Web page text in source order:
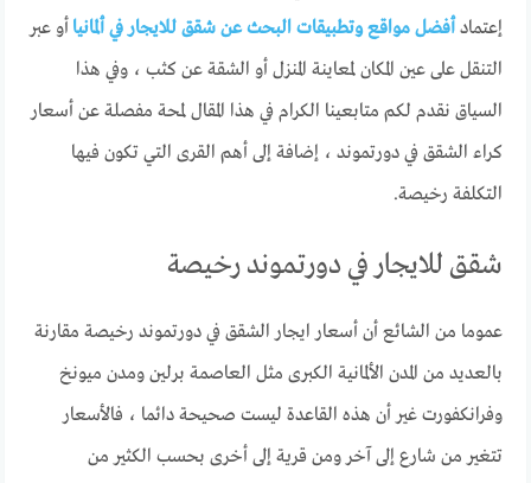
إعتمادأفضل مواقع وتطبيقات البحث عن شقق للايجار في ألمانيا أو عبر
التنقل على عين المكان لمعاينة المنزل أو الشقة عن كثب ، وفي هذا
السياق نقدم لكم متابعينا الكرام في هذا المقال لمحة مفصلة عن أسعار
كراء الشقق في دورتموند ، إضافة إلى أهم القرى التي تكون فيها
التكلفة رخيصة.
شقق للايجار في دورتموند رخيصة
عموما من الشائع أن أسعار ايجار الشقق في دورتموند رخيصة مقارنة
بالعديد من المدن الألمانية الكبرى مثل العاصمة برلين ومدن ميونخ
وفرانكفورت غير أن هذه القاعدة ليست صحيحة دائما ، فالأسعار
تتغير من شارع إلى آخر ومن قرية إلى أخرى بحسب الكثير من